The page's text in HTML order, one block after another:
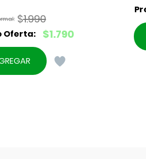
$1.990
El
precio
original
$1.790
El
precio
actual